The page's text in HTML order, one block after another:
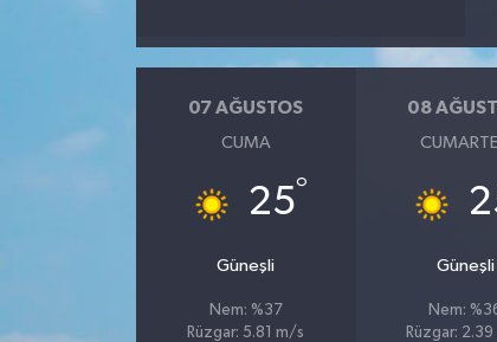
07 AĞUSTOS
CUMA
25°
Güneşli
Nem: %37
Rüzgar: 5.81 m/s
08
Güneşli
Nem:
Rüzgar: